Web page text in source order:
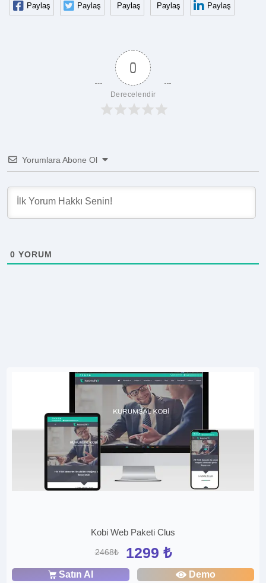
Paylaş Paylaş Paylaş Paylaş Paylaş
0
Derecelendir
Yorumlara Abone Ol
0 YORUM
Kobi Web Paketi Clus
2468₺ 1299 ₺
Satın Al Demo